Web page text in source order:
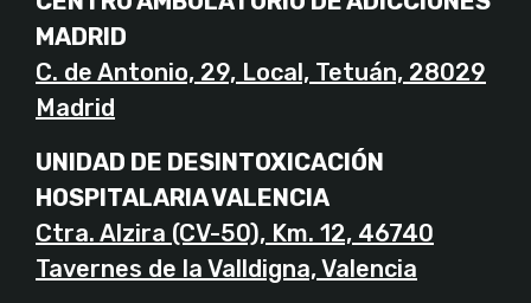
MADRID
C. de Antonio, 29, Local, Tetuán, 28029
Madrid
UNIDAD DE DESINTOXICACIÓN
HOSPITALARIA VALENCIA
Ctra. Alzira (CV-50), Km. 12, 46740
Tavernes de la Valldigna, Valencia